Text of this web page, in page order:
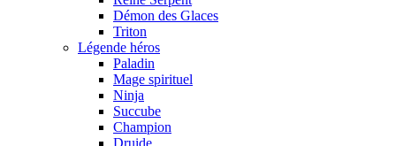
Démon des Glaces
Triton
Légende héros
Paladin
Mage spirituel
Ninja
Succube
Champion